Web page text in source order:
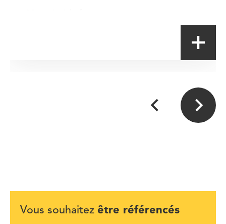
Vous souhaitez être référencés